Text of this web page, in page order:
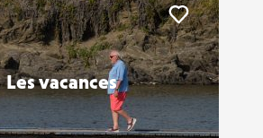
Les vacances
Liker